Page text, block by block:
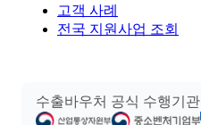
고객 사례
전국 지원사업 조회
수출바우처 공식 수행기관